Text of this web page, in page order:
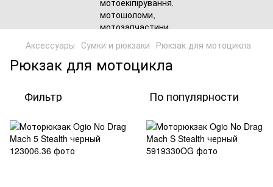
Аксессуары Сумки и рюкзаки Рюкзак для мотоцикла
Рюкзак для мотоцикла
Фильтр По популярности